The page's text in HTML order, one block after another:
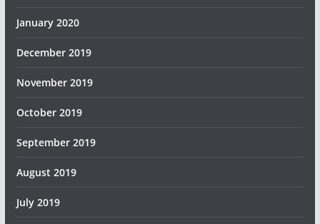
January 2020
December 2019
November 2019
October 2019
September 2019
August 2019
July 2019